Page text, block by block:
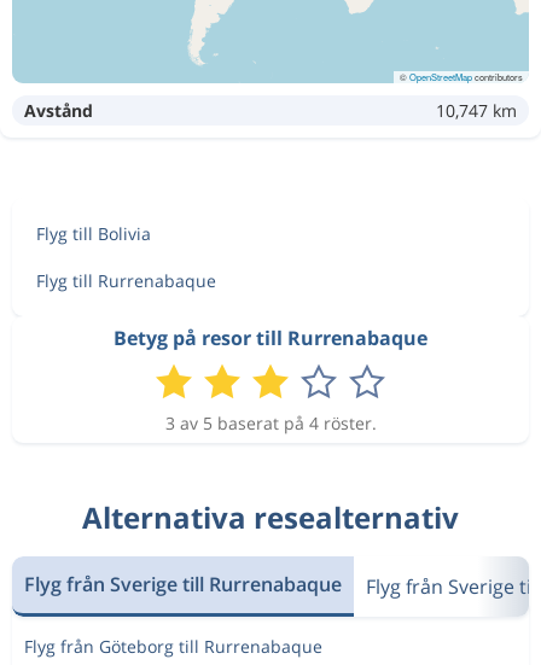
©OpenStreetMapcontributors
Avstånd 10,747 km
Flyg till Bolivia
Flyg till Rurrenabaque
Betyg på resor till Rurrenabaque
3 av 5 baserat på 4 röster.
Alternativa resealternativ
Flyg från Sverige till Rurrenabaque Flyg från Sverige
Flyg från Göteborg till Rurrenabaque